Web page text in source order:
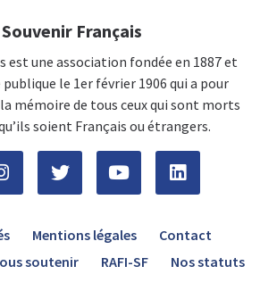
Français
est une association fondée en 1887 et
le 1er février 1906 qui a pour
mémoire de tous ceux qui sont morts
soient Français ou étrangers.
Mentions légales
Contact
soutenir RAFI-SF Nos statuts